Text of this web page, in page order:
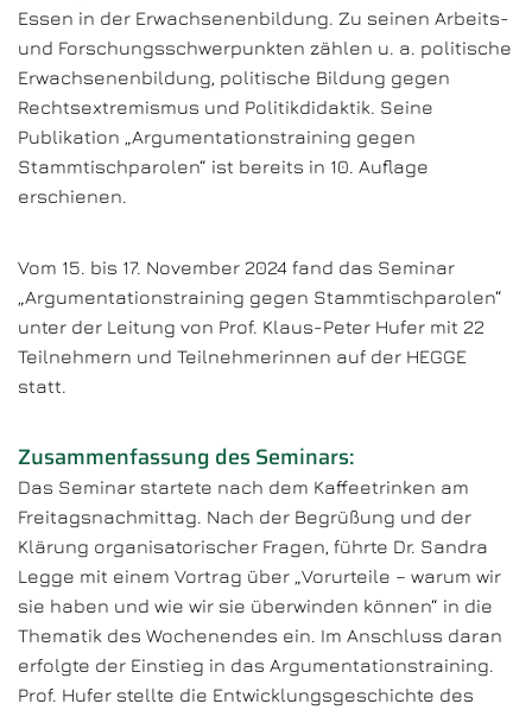
Essen in der Erwachsenenbildung. Zu seinen Arbeits-
und Forschungsschwerpunkten zählen u. a. politische
Erwachsenenbildung, politische Bildung gegen
Rechtsextremismus und Politikdidaktik. Seine
Publikation „Argumentationstraining gegen
Stammtischparolen“ ist bereits in 10. Auflage
erschienen.
Vom 15. bis 17. November 2024 fand das Seminar
„Argumentationstraining gegen Stammtischparolen“
unter der Leitung von Prof. Klaus-Peter Hufer mit 22
Teilnehmern und Teilnehmerinnen auf der HEGGE
statt.
Zusammenfassung des Seminars:
Das Seminar startete nach dem Kaffeetrinken am
Freitagsnachmittag. Nach der Begrüßung und der
Klärung organisatorischer Fragen, führte Dr. Sandra
Legge mit einem Vortrag über „Vorurteile – warum wir
sie haben und wie wir sie überwinden können“ in die
Thematik des Wochenendes ein. Im Anschluss daran
erfolgte der Einstieg in das Argumentationstraining.
Prof. Hufer stellte die Entwicklungsgeschichte des